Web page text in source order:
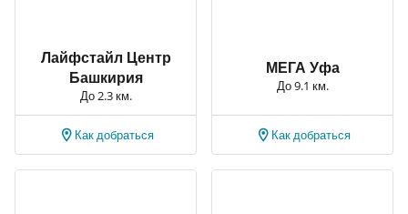
Лайфстайл Центр
Башкирия
До 2.3 км.
Как добраться
МЕГА Уфа
До 9.1 км.
Как добраться